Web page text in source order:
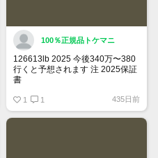
100％正規品トケマニ
126613lb 2025 今後340万〜380
行くと予想されます 注 2025保証
書
2025/ @Watch_Monster_より
1 1 435日前